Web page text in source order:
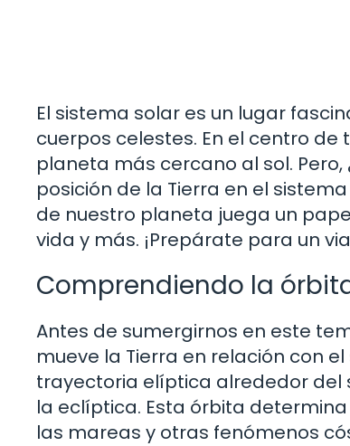
El sistema solar es un lugar
cuerpos celestes. En el centro
planeta más cercano al sol.
posición de la Tierra en el
de nuestro planeta juega un
vida y más. ¡Prepárate para un
Comprendiendo la
Antes de sumergirnos en este
mueve la Tierra en relación con
trayectoria elíptica alrededor del
la eclíptica. Esta órbita
las mareas y otras fenómenos